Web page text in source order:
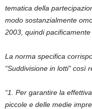
tematica della
modo sostanzialmente
2003 , quindi
La norma specifica
“Suddivisione in lotti” così
“1. Per garantire la
piccole e delle medie